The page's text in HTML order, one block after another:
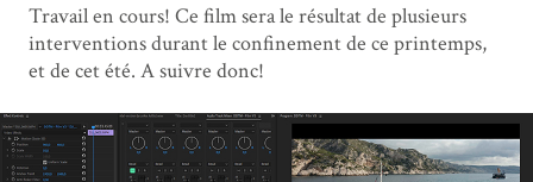
Travail en cours! Ce film sera le résultat de plusieurs
interventions durant le confinement de ce printemps,
et de cet été. A suivre donc!